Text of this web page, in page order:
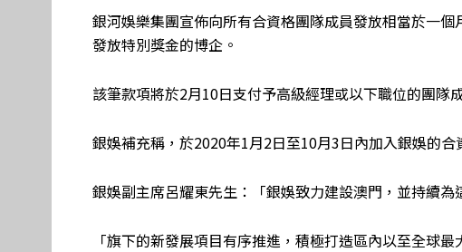
銀河娛樂集團宣佈向所有合資格團隊成員發放相當於一
發放特別獎金的博企。
該筆款項將於2月10日支付予高級經理或以下職位的團隊
銀娛補充稱，於2020年1月2日至10月3日內加入銀娛的
銀娛副主席呂耀東先生：「銀娛致力建設澳門，並持續為
「旗下的新發展項目有序推進，積極打造區內以至全球